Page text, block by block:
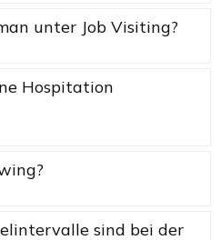
unter Job Visiting?
Hospitation
sind bei der